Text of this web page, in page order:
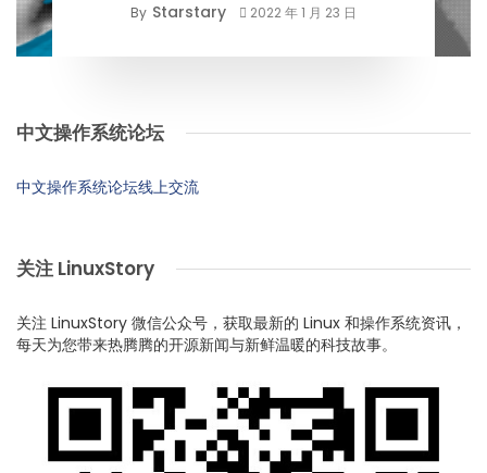
By Starstary 2022 年 1 月 23 日
中文操作系统论坛
中文操作系统论坛线上交流
关注 LinuxStory
关注 LinuxStory 微信公众号，获取最新的 Linux 和操作系统资讯，
每天为您带来热腾腾的开源新闻与新鲜温暖的科技故事。